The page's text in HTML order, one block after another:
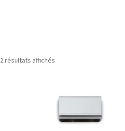
2 résultats affichés